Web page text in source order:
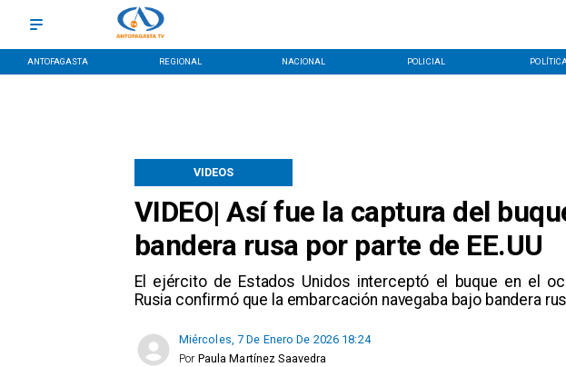
ANTOFAGASTA REGIONAL NACIONAL POLICIAL
VIDEO| Así fue la captura del
bandera rusa por parte de EE.UU
El ejército de Estados Unidos interceptó el buque en el
Rusia confirmó que la embarcación navegaba bajo bandera
VIDEOS
Miércoles, 7 De Enero De 2026 18:24
Paula Martínez Saavedra
Por